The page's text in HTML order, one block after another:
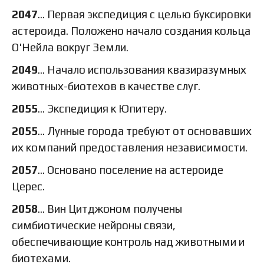
2047… Первая экспедиция с целью буксировки
астероида. Положено начало создания кольца
О'Нейла вокруг Земли.
2049… Начало использования квазиразумных
животных-биотехов в качестве слуг.
2055… Экспедиция к Юпитеру.
2055… Лунные города требуют от основавших
их компаний предоставления независимости.
2057… Основано поселение на астероиде
Церес.
2058… Вин Цитджоном получены
симбиотические нейроны связи,
обеспечивающие контроль над животными и
биотехами.